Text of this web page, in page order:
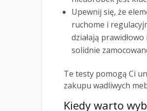
Upewnij się, że
ruchome i
działają prawidłowo
solidnie
Te testy pomogą Ci
zakupu wadliwych
Kiedy warto